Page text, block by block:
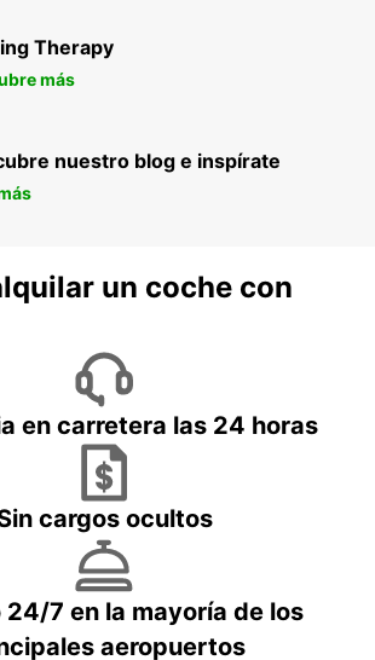
Therapy
más
nuestro blog e inspírate
un coche con
en carretera las 24 horas
cargos ocultos
24/7 en la mayoría de los
aeropuertos